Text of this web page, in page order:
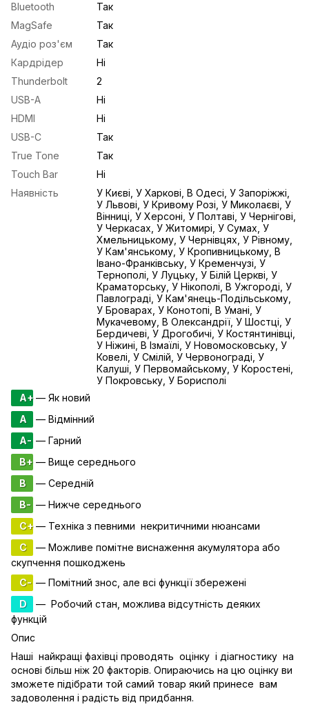
Bluetooth
Так
MagSafe
Так
Аудіо роз'єм
Так
Кардрідер
Ні
Thunderbolt
2
USB-A
Ні
HDMI
Ні
USB-С
Так
True Tone
Так
Touch Bar
Ні
Наявність
У Києві, У Харкові, В Одесі, У Запоріжжі,
У Львові, У Кривому Розі, У Миколаєві, У
Вінниці, У Херсоні, У Полтаві, У Чернігові,
У Черкасах, У Житомирі, У Сумах, У
Хмельницькому, У Чернівцях, У Рівному,
У Кам'янському, У Кропивницькому, В
Івано-Франківську, У Кременчузі, У
Тернополі, У Луцьку, У Білій Церкві, У
Краматорську, У Нікополі, В Ужгороді, У
Павлограді, У Кам'янець-Подільському,
У Броварах, У Конотопі, В Умані, У
Мукачевому, В Олександрії, У Шостці, У
Бердичеві, У Дрогобичі, У Костянтинівці,
У Ніжині, В Ізмаїлі, У Новомосковську, У
Ковелі, У Смілій, У Червонограді, У
Калуші, У Первомайському, У Коростені,
У Покровську, У Борисполі
A+— Як новий
A
— Відмінний
A- — Гарний
B+ — Вище середнього
B
— Середній
B- — Нижче середнього
C+— Техніка з певними некритичними нюансами
C
— Можливе помітне виснаження акумулятора або
скупчення пошкоджень
C- — Помітний знос, але всі функції збережені
D
— Робочий стан, можлива відсутність деяких
функцій
Опис
Наші найкращі фахівці проводять оцінку і діагностику на
основі більш ніж 20 факторів. Опираючись на цю оцінку ви
зможете підібрати той самий товар який принесе вам
задоволення і радість від придбання.